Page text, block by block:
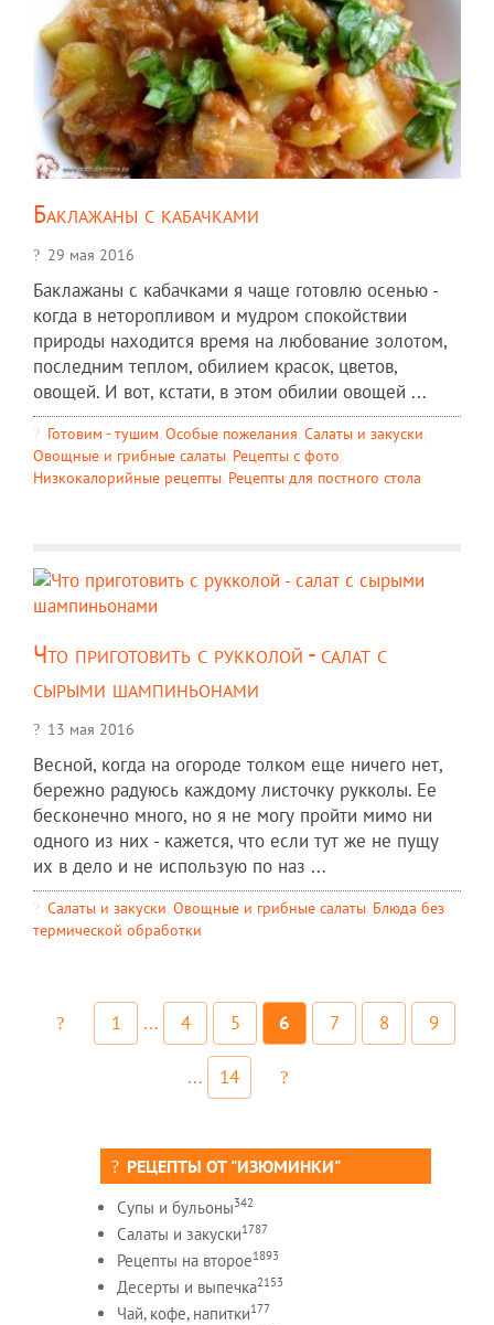
Баклажаны с кабачками
29 мая 2016
Баклажаны с кабачками я чаще готовлю осенью -
когда в неторопливом и мудром спокойствии
природы находится время на любование золотом,
последним теплом, обилием красок, цветов,
овощей. И вот, кстати, в этом обилии овощей ...
Готовим - тушим, Особые пожелания, Салаты и закуски,
Овощные и грибные салаты, Рецепты c фото,
Низкокалорийные рецепты, Рецепты для постного стола
Что приготовить с рукколой - салат с
сырыми шампиньонами
13 мая 2016
Весной, когда на огороде толком еще ничего нет,
бережно радуюсь каждому листочку рукколы. Ее
бесконечно много, но я не могу пройти мимо ни
одного из них - кажется, что если тут же не пущу
их в дело и не использую по наз ...
Салаты и закуски, Овощные и грибные салаты, Блюда без
термической обработки
1 ... 4 5 6 7 8 9
... 14
РЕЦЕПТЫ ОТ "ИЗЮМИНКИ"
Супы и бульоны342
Салаты и закуски1787
Рецепты на второе1893
Десерты и выпечка2153
Чай, кофе, напитки177